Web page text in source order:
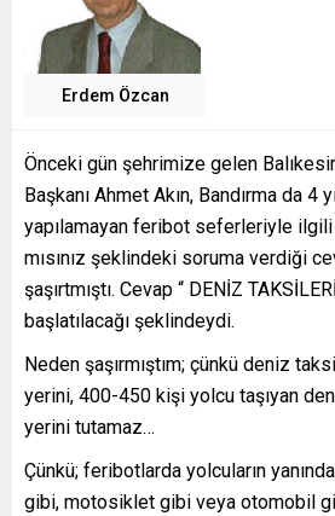
Erdem Özcan
Önceki gün şehrimize gelen
Başkanı Ahmet Akın, Bandırma da 4
yapılamayan feribot seferleriyle ilgili
mısınız şeklindeki soruma verdiği
şaşırtmıştı. Cevap “ DENİZ
başlatılacağı şeklindeydi.
Neden şaşırmıştım; çünkü deniz
yerini, 400-450 kişi yolcu taşıyan
yerini tutamaz…
Çünkü; feribotlarda yolcuların
gibi, motosiklet gibi veya otomobil